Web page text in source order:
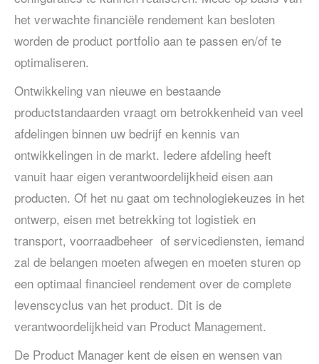
het verwachte financiële rendement kan besloten
worden de product portfolio aan te passen en/of te
optimaliseren.
Ontwikkeling van nieuwe en bestaande
productstandaarden vraagt om betrokkenheid van veel
afdelingen binnen uw bedrijf en kennis van
ontwikkelingen in de markt. Iedere afdeling heeft
vanuit haar eigen verantwoordelijkheid eisen aan
producten. Of het nu gaat om technologiekeuzes in het
ontwerp, eisen met betrekking tot logistiek en
transport, voorraadbeheer of servicediensten, iemand
zal de belangen moeten afwegen en moeten sturen op
een optimaal financieel rendement over de complete
levenscyclus van het product. Dit is de
verantwoordelijkheid van Product Management.
De Product Manager kent de eisen en wensen van